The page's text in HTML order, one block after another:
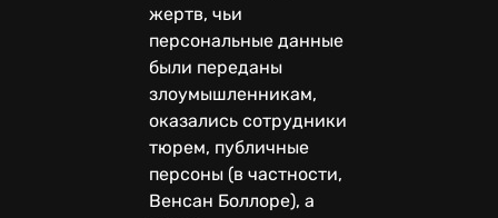
жертв, чьи
персональные данные
были переданы
злоумышленникам,
оказались сотрудники
тюрем, публичные
персоны (в частности,
Венсан Боллоре), а